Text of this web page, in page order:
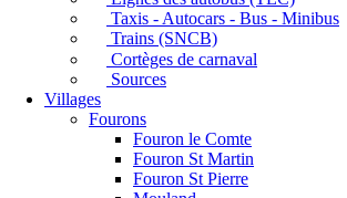
Taxis - Autocars - Bus - Minibus
Trains (SNCB)
Cortèges de carnaval
Sources
Villages
Fourons
Fouron le Comte
Fouron St Martin
Fouron St Pierre